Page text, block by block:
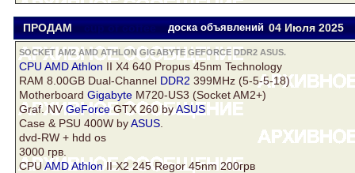
ПРОДАМ cup of coffee доска объявлений 04 Июля 2025
SOCKET AM2 AMD ATHLON GIGABYTE GEFORCE DDR2 ASUS.
CPU AMD Athlon II X4 640 Propus 45nm Technology
RAM 8.00GB Dual-Channel DDR2 399MHz (5-5-5-18)
Motherboard Gigabyte M720-US3 (Socket AM2+)
Graf. NVGeForceGTX 260 byASUS
Case & PSU 400W byASUS
dvd-RW + hdd os
3000 грв.
CPUAMD AthlonII X2 245 Regor 45nm 200грв